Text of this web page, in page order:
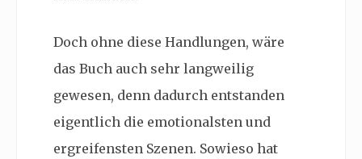
Doch ohne diese Handlungen, wäre
das Buch auch sehr langweilig
gewesen, denn dadurch entstanden
eigentlich die emotionalsten und
ergreifensten Szenen. Sowieso hat